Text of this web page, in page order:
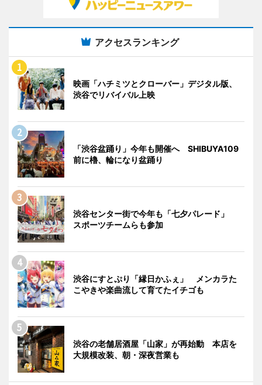
アクセスランキング
映画「ハチミツとクローバー」デジタル版、
渋谷でリバイバル上映
「渋谷盆踊り」今年も開催へ SHIBUYA109
前に櫓、輪になり盆踊り
渋谷センター街で今年も「七夕パレード」
スポーツチームらも参加
渋谷にすとぷり「縁日かふぇ」 メンカラた
こやきや楽曲流して育てたイチゴも
渋谷の老舗居酒屋「山家」が再始動 本店を
大規模改装、朝・深夜営業も